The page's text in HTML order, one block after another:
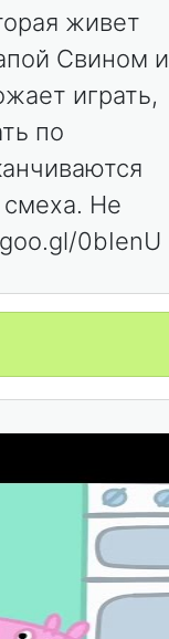
живет
Свином и
играть,
по
Не
0bIenU